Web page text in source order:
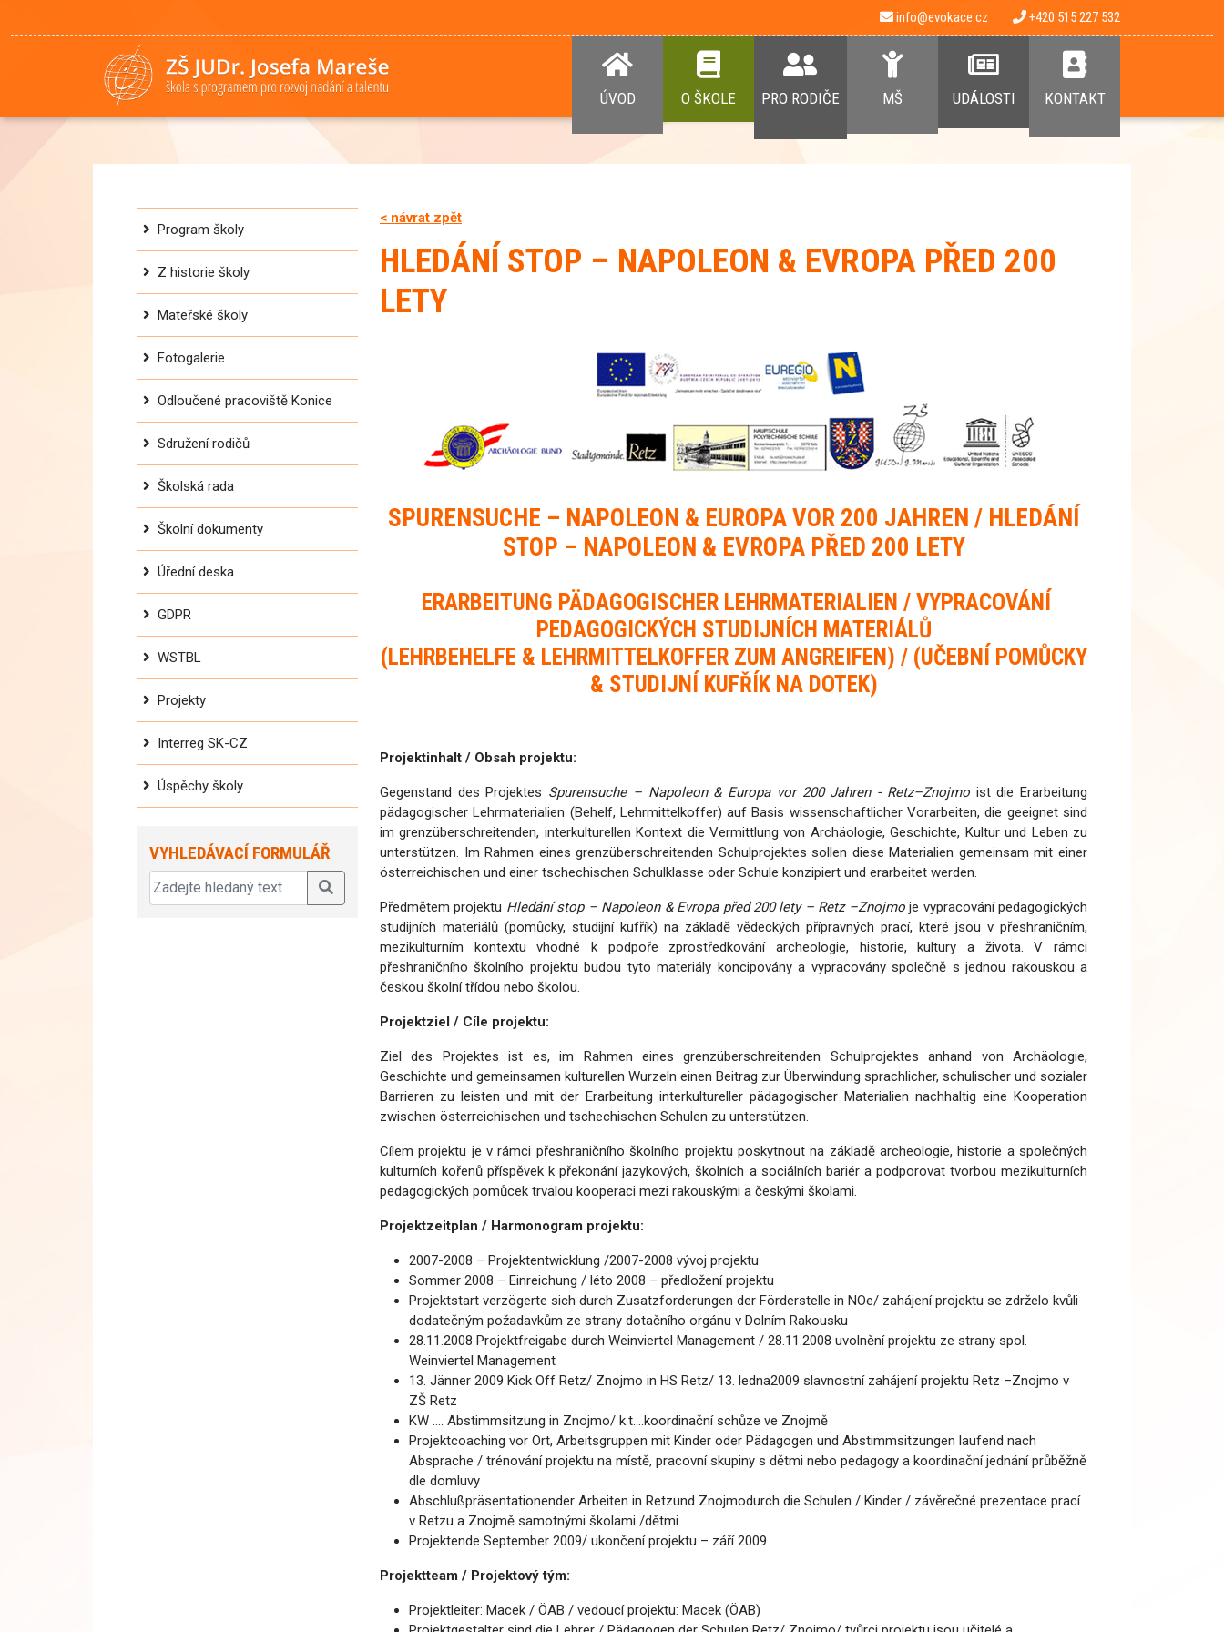
info@evokace.cz +420 515 227 532
ÚVOD O ŠKOLE PRO RODIČE MŠ UDÁLOSTI KONTAKT
Program školy
Z historie školy
Mateřské školy
Fotogalerie
Odloučené pracoviště Konice
Sdružení rodičů
Školská rada
Školní dokumenty
Úřední deska
GDPR
WSTBL
Projekty
Interreg SK-CZ
Úspěchy školy
VYHLEDÁVACÍ FORMULÁŘ
< návrat zpět
HLEDÁNÍ STOP – NAPOLEON & EVROPA PŘED 200
LETY
SPURENSUCHE – NAPOLEON & EUROPA VOR 200 JAHREN / HLEDÁNÍ
STOP – NAPOLEON & EVROPA PŘED 200 LETY
ERARBEITUNG PÄDAGOGISCHER LEHRMATERIALIEN / VYPRACOVÁNÍ
PEDAGOGICKÝCH STUDIJNÍCH MATERIÁLŮ
(LEHRBEHELFE & LEHRMITTELKOFFER ZUM ANGREIFEN) / (UČEBNÍ POMŮCKY
& STUDIJNÍ KUFŘÍK NA DOTEK)
Projektinhalt / Obsah projektu:
Gegenstand des Projektes Spurensuche – Napoleon & Europa vor 200 Jahren - Retz–Znojmoist die Erarbeitung
pädagogischer Lehrmaterialien (Behelf, Lehrmittelkoffer) auf Basis wissenschaftlicher Vorarbeiten, die geeignet sind
im grenzüberschreitenden, interkulturellen Kontext die Vermittlung von Archäologie, Geschichte, Kultur und Leben zu
unterstützen. Im Rahmen eines grenzüberschreitenden Schulprojektes sollen diese Materialien gemeinsam mit einer
österreichischen und einer tschechischen Schulklasse oder Schule konzipiert und erarbeitet werden.
Předmětem projektu Hledání stop – Napoleon & Evropa před 200 lety – Retz –Znojmoje vypracování pedagogických
studijních materiálů (pomůcky, studijní kufřík) na základě vědeckých přípravných prací, které jsou v přeshraničním,
mezikulturním kontextu vhodné k podpoře zprostředkování archeologie, historie, kultury a života. V rámci
přeshraničního školního projektu budou tyto materiály koncipovány a vypracovány společně s jednou rakouskou a
českou školní třídou nebo školou.
Projektziel / Cíle projektu:
Ziel des Projektes ist es, im Rahmen eines grenzüberschreitenden Schulprojektes anhand von Archäologie,
Geschichte und gemeinsamen kulturellen Wurzeln einen Beitrag zur Überwindung sprachlicher, schulischer und sozialer
Barrieren zu leisten und mit der Erarbeitung interkultureller pädagogischer Materialien nachhaltig eine Kooperation
zwischen österreichischen und tschechischen Schulen zu unterstützen.
Cílem projektu je v rámci přeshraničního školního projektu poskytnout na základě archeologie, historie a společných
kulturních kořenů příspěvek k překonání jazykových, školních a sociálních bariér a podporovat tvorbou mezikulturních
pedagogických pomůcek trvalou kooperaci mezi rakouskými a českými školami.
Projektzeitplan / Harmonogram projektu:
2007-2008 – Projektentwicklung /2007-2008 vývoj projektu
Sommer 2008 – Einreichung / léto 2008 – předložení projektu
Projektstart verzögerte sich durch Zusatzforderungen der Förderstelle in NOe/ zahájení projektu se zdrželo kvůli
dodatečným požadavkům ze strany dotačního orgánu v Dolním Rakousku
28.11.2008 Projektfreigabe durch Weinviertel Management / 28.11.2008 uvolnění projektu ze strany spol.
Weinviertel Management
13. Jänner 2009 Kick Off Retz/ Znojmo in HS Retz/ 13. ledna2009 slavnostní zahájení projektu Retz –Znojmo v
ZŠ Retz
KW …. Abstimmsitzung in Znojmo/ k.t.…koordinační schůze ve Znojmě
Projektcoaching vor Ort, Arbeitsgruppen mit Kinder oder Pädagogen und Abstimmsitzungen laufend nach
Absprache / trénování projektu na místě, pracovní skupiny s dětmi nebo pedagogy a koordinační jednání průběžně
dle domluvy
Abschlußpräsentationender Arbeiten in Retzund Znojmodurch die Schulen / Kinder / závěrečné prezentace prací
v Retzu a Znojmě samotnými školami /dětmi
Projektende September 2009/ ukončení projektu – září 2009
Projektteam / Projektový tým:
Projektleiter: Macek / ÖAB / vedoucí projektu: Macek (ÖAB)